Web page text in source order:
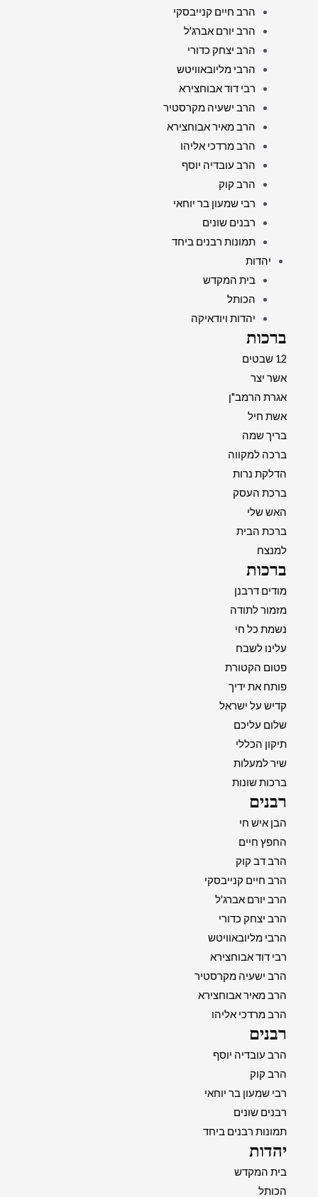
הרב חיים קנייבסקי
הרב יורם אברג'ל
הרב יצחק כדורי
הרבי מליובאוויטש
רבי דוד אבוחצירא
הרב ישעיה מקרסטיר
הרב מאיר אבוחצירא
הרב מרדכי אליהו
הרב עובדיה יוסף
הרב קוק
רבי שמעון בר יוחאי
רבנים שונים
תמונות רבנים ביחד
יהדות
בית המקדש
הכותל
יהדות ויודאיקה
ברכות
12 שבטים
אשר יצר
אגרת הרמב"ן
אשת חיל
בריך שמה
ברכה למקווה
הדלקת נרות
ברכת העסק
האש שלי
ברכת הבית
למנצח
ברכות
מודים דרבנן
מזמור לתודה
נשמת כל חי
עלינו לשבח
פטום הקטורת
פותח את ידיך
קדיש על ישראל
שלום עליכם
תיקון הכללי
שיר למעלות
ברכות שונות
רבנים
הבן איש חי
החפץ חיים
הרב דב קוק
הרב חיים קנייבסקי
הרב יורם אברג'ל
הרב יצחק כדורי
הרבי מליובאוויטש
רבי דוד אבוחצירא
הרב ישעיה מקרסטיר
הרב מאיר אבוחצירא
הרב מרדכי אליהו
רבנים
הרב עובדיה יוסף
הרב קוק
רבי שמעון בר יוחאי
רבנים שונים
תמונות רבנים ביחד
יהדות
בית המקדש
הכותל